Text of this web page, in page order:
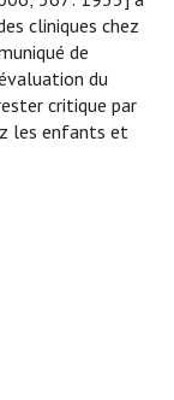
cliniques chez
de
du
critique par
les enfants et